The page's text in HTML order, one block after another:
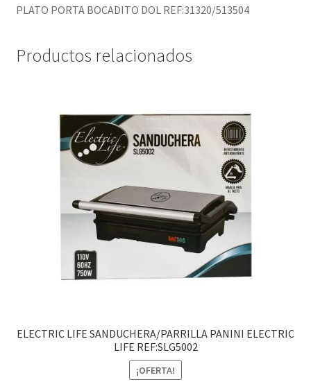
PLATO PORTA BOCADITO DOL REF:31320/513504
Productos relacionados
ELECTRIC LIFE SANDUCHERA/PARRILLA PANINI ELECTRIC
LIFE REF:SLG5002
¡OFERTA!